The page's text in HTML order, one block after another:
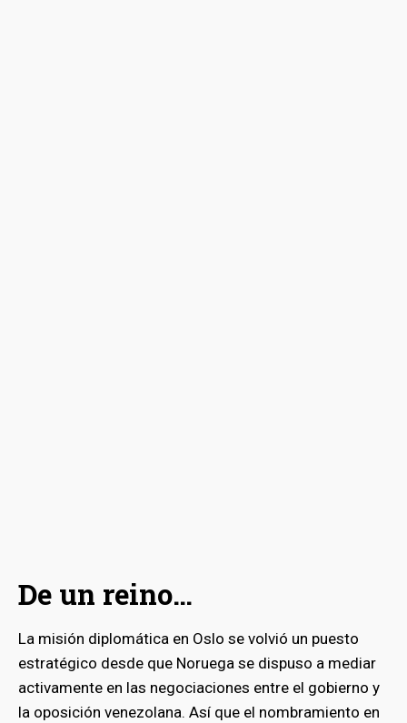
De un reino…
La misión diplomática en Oslo se volvió un puesto
estratégico desde que Noruega se dispuso a mediar
activamente en las negociaciones entre el gobierno y
la oposición venezolana. Así que el nombramiento en